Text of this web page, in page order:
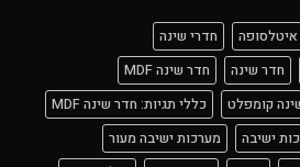
איטלסופה
חדרי שינה
חדר שינה
חדר שינה MDF
קומפלט
כללי תגיות: חדר שינה MDF
ישיבה
מערכות ישיבה מעור